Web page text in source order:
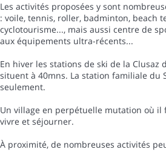
Les activités proposées y sont
: voile, tennis, roller, badminton, beach
cyclotourisme..., mais aussi centre de
aux équipements ultra-récents...
En hiver les stations de ski de la Clusaz
situent à 40mns. La station familiale du
seulement.
Un village en perpétuelle mutation où il
vivre et séjourner.
À proximité, de nombreuses activités